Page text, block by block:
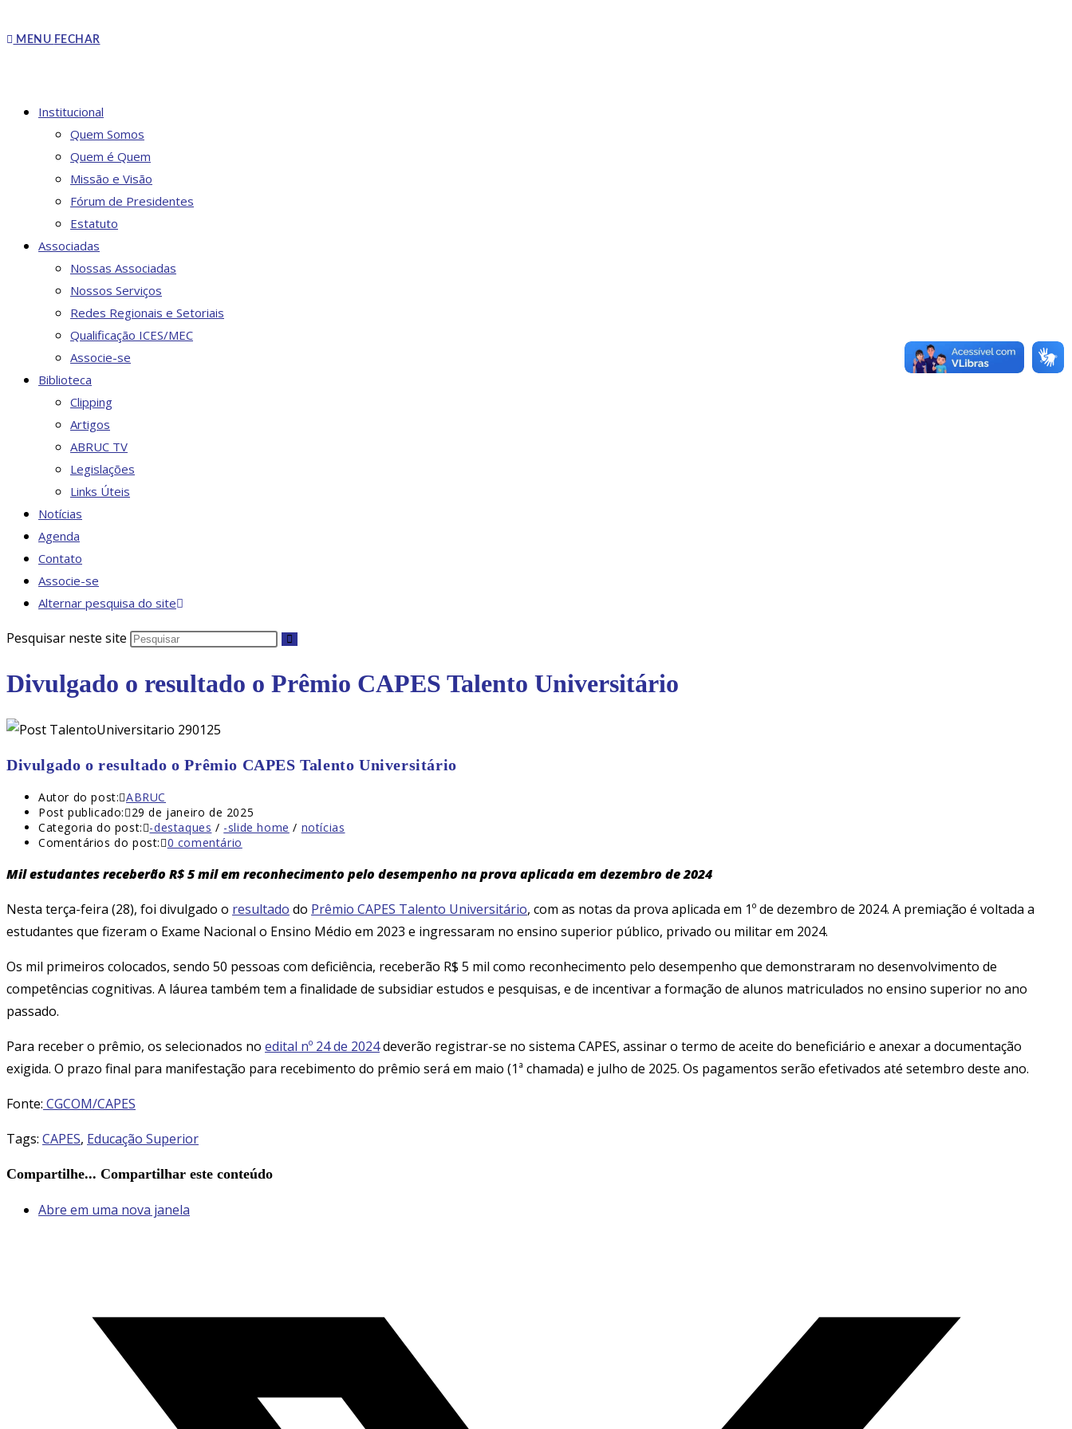
MENU FECHAR
Institucional
Quem Somos
Quem é Quem
Missão e Visão
Fórum de Presidentes
Estatuto
Associadas
Nossas Associadas
Nossos Serviços
Redes Regionais e Setoriais
Qualificação ICES/MEC
Associe-se
Biblioteca
Clipping
Artigos
ABRUC TV
Legislações
Links Úteis
Notícias
Agenda
Contato
Associe-se
Alternar pesquisa do site
Pesquisar neste site
Divulgado o resultado o Prêmio CAPES Talento Universitário
Divulgado o resultado o Prêmio CAPES Talento Universitário
Autor do post: ABRUC
Post publicado:
29 de janeiro de 2025
Categoria do post: -destaques / -slide home / notícias
Comentários do post: 0 comentário
Mil estudantes receberão R$ 5 mil em reconhecimento pelo desempenho na prova aplicada em dezembro de 2024
Nesta terça-feira (28), foi divulgado o resultado do Prêmio CAPES Talento Universitário, com as notas da prova aplicada em 1º de dezembro de 2024. A premiação é voltada a
estudantes que fizeram o Exame Nacional o Ensino Médio em 2023 e ingressaram no ensino superior público, privado ou militar em 2024.
Os mil primeiros colocados, sendo 50 pessoas com deficiência, receberão R$ 5 mil como reconhecimento pelo desempenho que demonstraram no desenvolvimento de
competências cognitivas. A láurea também tem a finalidade de subsidiar estudos e pesquisas, e de incentivar a formação de alunos matriculados no ensino superior no ano
passado.
Para receber o prêmio, os selecionados no edital nº 24 de 2024deverão registrar-se no sistema CAPES, assinar o termo de aceite do beneficiário e anexar a documentação
exigida. O prazo final para manifestação para recebimento do prêmio será em maio (1ª chamada) e julho de 2025. Os pagamentos serão efetivados até setembro deste ano.
Fonte: CGCOM/CAPES
Tags: CAPES, Educação Superior
Compartilhe... Compartilhar este conteúdo
Abre em uma nova janela